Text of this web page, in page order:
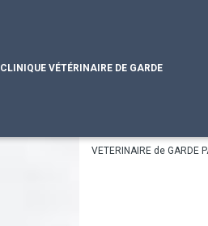
CLINIQUE VÉTÉRINAIRE DE GARDE
VETERINAIRE de GARDE